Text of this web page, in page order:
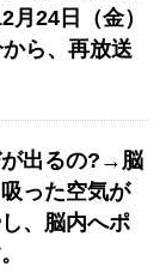
月24日（金）
ら、再放送
が出るの?→脳
った空気が
、脳内へポ